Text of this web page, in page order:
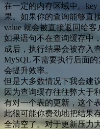
在一定的内存区域中。
果。如果你的查询能够直
value 就会被直接返回给客
如果语句不在查询缓存中
成后，执行结果会被存入
MySQL 不需要执行后面
会提升效率。
但是大多数情况下我会建
因为查询缓存往往弊大于
有对一个表的更新，这个
此很可能你费劲地把结果
全清空了。对于更新压力